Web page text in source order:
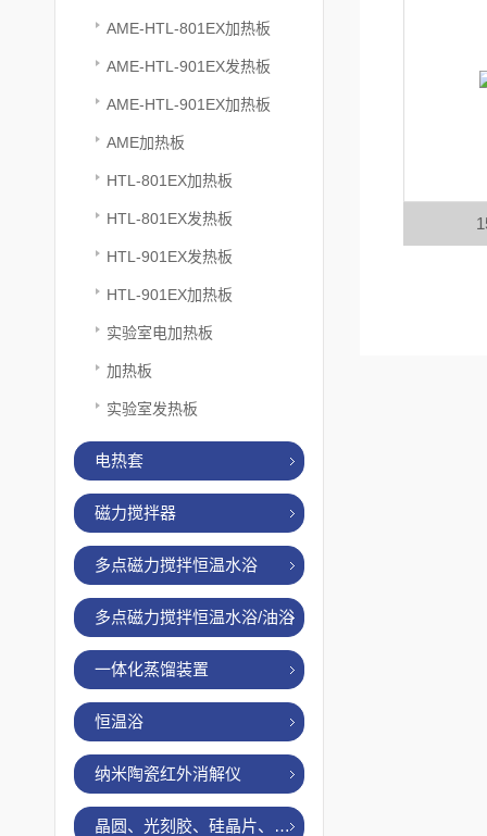
AME-HTL-801EX加热板
AME-HTL-901EX发热板
AME-HTL-901EX加热板
AME加热板
HTL-801EX加热板
HTL-801EX发热板
HTL-901EX发热板
HTL-901EX加热板
实验室电加热板
加热板
实验室发热板
电热套
磁力搅拌器
多点磁力搅拌恒温水浴
多点磁力搅拌恒温水浴/油浴
一体化蒸馏装置
恒温浴
纳米陶瓷红外消解仪
晶圆、光刻胶、硅晶片、烤胶机